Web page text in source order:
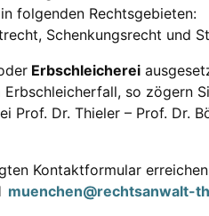
folgenden Rechtsgebieten:
Schenkungsrecht und
Erbschleicherei
so zögern
Prof. Dr. Thieler – Prof. Dr.
Kontaktformular
muenchen@rechtsanwalt-